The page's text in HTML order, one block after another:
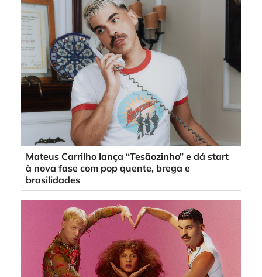
Mateus Carrilho lança “Tesãozinho” e dá start
à nova fase com pop quente, brega e
brasilidades